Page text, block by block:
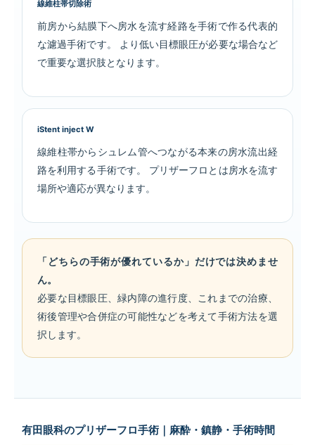
線維柱帯切除術
前房から結膜下へ房水を流す経路を手術で作る代表的
な濾過手術です。 より低い目標眼圧が必要な場合など
で重要な選択肢となります。
iStent inject W
線維柱帯からシュレム管へつながる本来の房水流出経
路を利用する手術です。 プリザーフロとは房水を流す
場所や適応が異なります。
「どちらの手術が優れているか」だけでは決めませ
ん。
必要な目標眼圧、緑内障の進行度、これまでの治療、
術後管理や合併症の可能性などを考えて手術方法を選
択します。
有田眼科のプリザーフロ手術｜麻酔・鎮静・手術時間